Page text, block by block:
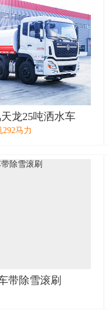
龙25吨洒水车
马力
带除雪滚刷